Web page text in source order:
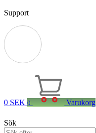
Support
0 SEK 0 Varukorg
Sök